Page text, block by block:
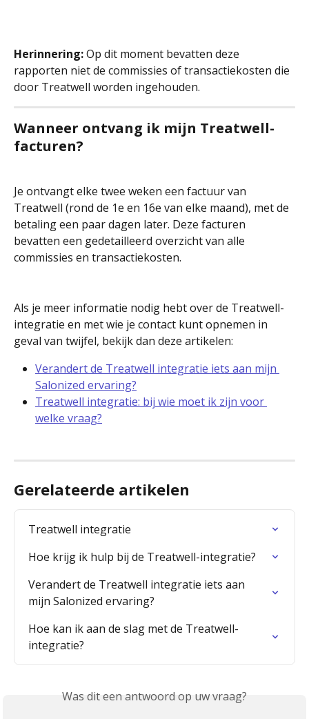
Herinnering: Op dit moment bevatten deze
rapporten niet de commissies of transactiekosten die
door Treatwell worden ingehouden.
Wanneer ontvang ik mijn Treatwell-
facturen?
Je ontvangt elke twee weken een factuur van
Treatwell (rond de 1e en 16e van elke maand), met de
betaling een paar dagen later. Deze facturen
bevatten een gedetailleerd overzicht van alle
commissies en transactiekosten.
Als je meer informatie nodig hebt over de Treatwell-
integratie en met wie je contact kunt opnemen in
geval van twijfel, bekijk dan deze artikelen:
Verandert de Treatwell integratie iets aan mijn
Salonized ervaring?
Treatwell integratie: bij wie moet ik zijn voor
welke vraag?
Gerelateerde artikelen
Treatwell integratie
Hoe krijg ik hulp bij de Treatwell-integratie?
Verandert de Treatwell integratie iets aan
mijn Salonized ervaring?
Hoe kan ik aan de slag met de Treatwell-
integratie?
Was dit een antwoord op uw vraag?